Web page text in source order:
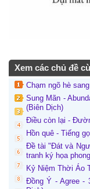
Xem các chủ đề
Chạm ngõ hè sang
Sung Mãn -
(Biên Dịch)
Điều còn lại -
Hồn quê - Tiếng
Đề tài "Đát và
tranh ký họa
Kỷ Niệm Thời Áo
Đồng Ý - Agree -